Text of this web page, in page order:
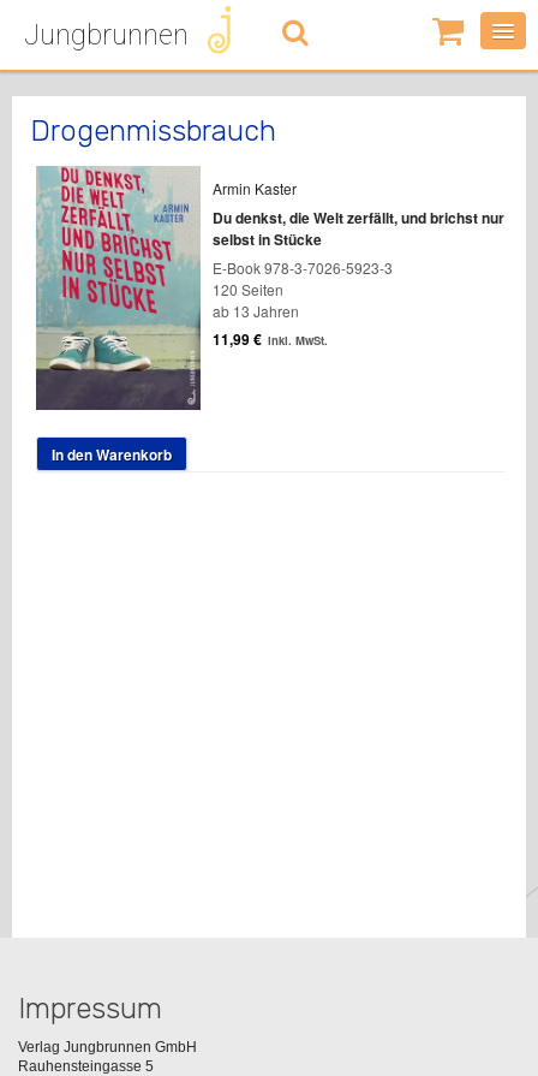
Jungbrunnen
0
Artikel
-
Drogenmissbrauch
Armin Kaster
Du denkst, die Welt zerfällt, und brichst nur
selbst in Stücke
E-Book 978-3-7026-5923-3
120 Seiten
ab 13 Jahren
11,99€ inkl. MwSt.
In den Warenkorb
Impressum
Verlag Jungbrunnen GmbH
Rauhensteingasse 5